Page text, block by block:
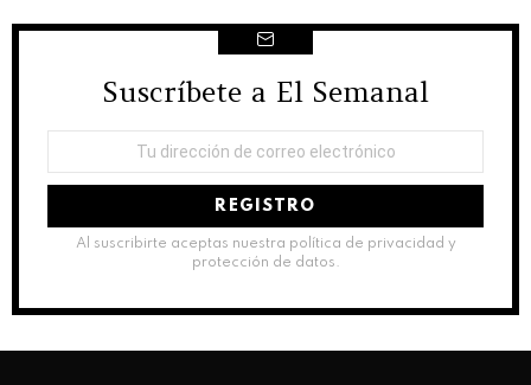
NEWSLETTER
Suscríbete a El Semanal
correo
Al suscribirte aceptas nuestra política de privacidad y
protección de datos.